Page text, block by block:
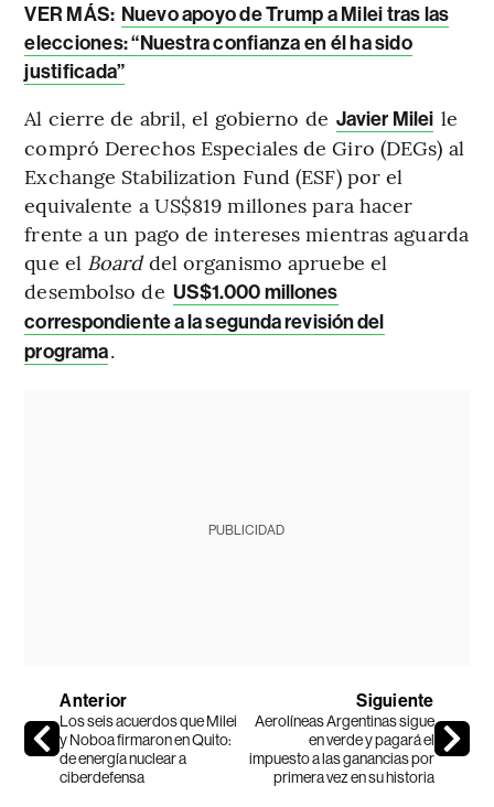
VER MÁS: Nuevo apoyo de Trump a Milei tras las
elecciones: “Nuestra confianza en él ha sido
justificada”
Al cierre de abril, el gobierno de Javier Milei le
compró Derechos Especiales de Giro (DEGs) al
Exchange Stabilization Fund (ESF) por el
equivalente a US$819 millones para hacer
frente a un pago de intereses mientras aguarda
que el Boarddel organismo apruebe el
desembolso de US$1.000 millones
correspondiente a la segunda revisión del
programa.
PUBLICIDAD
Anterior
Los seis acuerdos que Milei
y Noboa firmaron en Quito:
de energía nuclear a
ciberdefensa
Siguiente
Aerolíneas Argentinas sigue
en verde y pagará el
impuesto a las ganancias por
primera vez en su historia